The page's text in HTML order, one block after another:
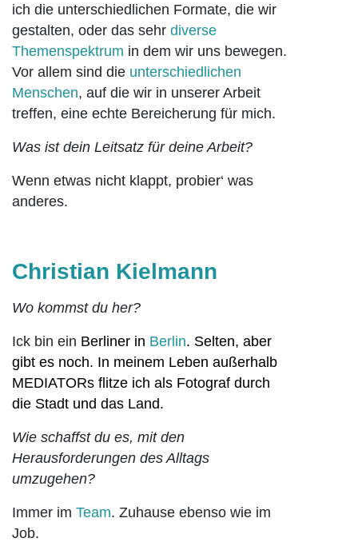
ich die unterschiedlichen Formate, die wir
gestalten, oder das sehr diverse
Themenspektrum in dem wir uns bewegen.
Vor allem sind die unterschiedlichen
Menschen, auf die wir in unserer Arbeit
treffen, eine echte Bereicherung für mich.
Was ist dein Leitsatz für deine Arbeit?
Wenn etwas nicht klappt, probier‘ was
anderes.
Christian Kielmann
Wo kommst du her?
Ick bin ein Berliner in Berlin. Selten, aber
gibt es noch. In meinem Leben außerhalb
MEDIATORs flitze ich als Fotograf durch
die Stadt und das Land.
Wie schaffst du es, mit den
Herausforderungen des Alltags
umzugehen?
Immer im Team. Zuhause ebenso wie im
Job.